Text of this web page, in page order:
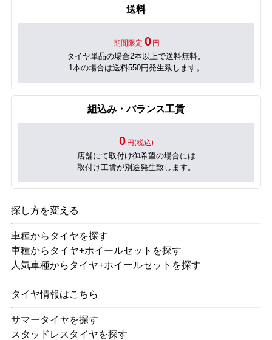
送料
期間限定 0 円
タイヤ単品の場合2本以上で送料無料。
1本の場合は送料550円発生致します。
組込み・バランス工賃
0 円(税込)
店舗にて取付け御希望の場合には
取付け工賃が別途発生致します。
探し方を変える
車種からタイヤを探す
車種からタイヤ+ホイールセットを探す
人気車種からタイヤ+ホイールセットを探す
タイヤ情報はこちら
サマータイヤを探す
スタッドレスタイヤを探す